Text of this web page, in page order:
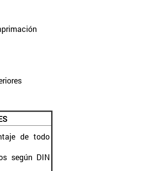
de todo
según DIN